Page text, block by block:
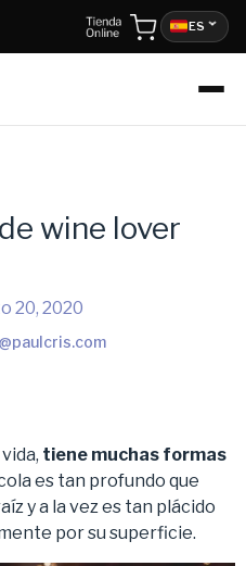
ES
wine lover
20, 2020
tiene muchas formas
es tan profundo que
y a la vez es tan plácido
por su superficie.